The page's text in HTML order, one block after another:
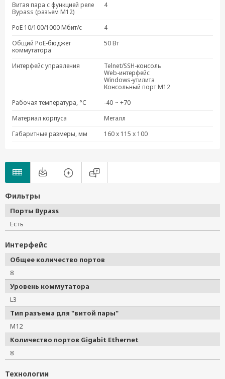
Витая пара с функцией реле
Bypass (разъем M12)
4
PoE 10/100/1000 Мбит/с
4
Общий PoE-бюджет
коммутатора
50 Вт
Интерфейс управления
Telnet/SSH-консоль
Web-интерфейс
Windows-утилита
Консольный порт M12
Рабочая температура, °C
-40 ~ +70
Материал корпуса
Металл
Габаритные размеры, мм
160 x 115 x 100
Фильтры
Порты Bypass
Есть
Интерфейс
Общее количество портов
8
Уровень коммутатора
L3
Тип разъема для "витой пары"
M12
Количество портов Gigabit Ethernet
8
Технологии